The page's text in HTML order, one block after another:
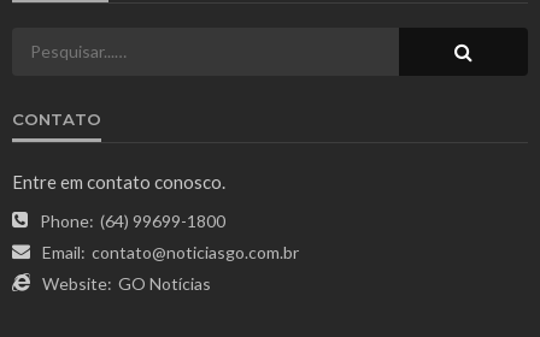
CONTATO
Entre em contato conosco.
Phone: (64) 99699-1800
Email: contato@noticiasgo.com.br
Website: GO Notícias